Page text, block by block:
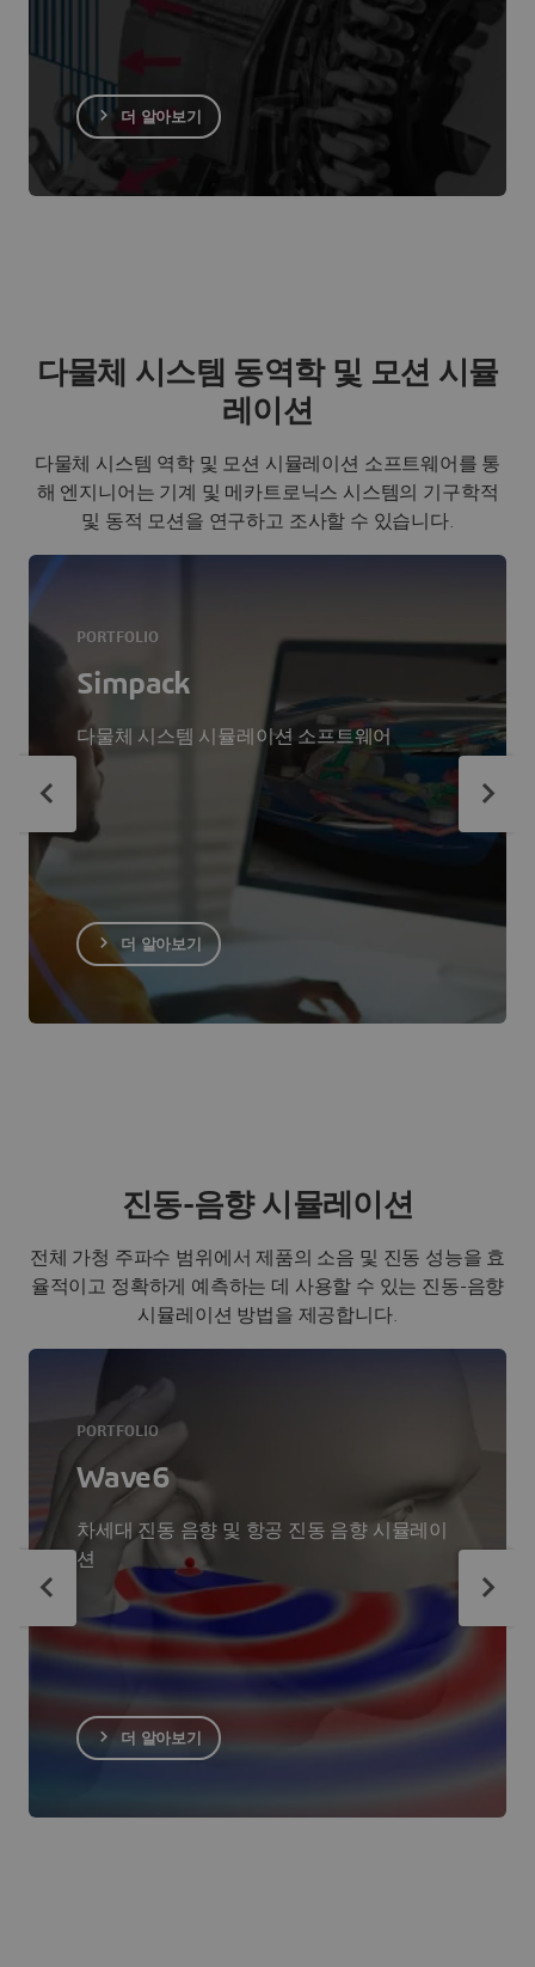
더 알아보기
다물체 시스템 동역학 및 모션 시뮬
레이션
다물체 시스템 역학 및 모션 시뮬레이션 소프트웨어를 통
해 엔지니어는 기계 및 메카트로닉스 시스템의 기구학적
및 동적 모션을 연구하고 조사할 수 있습니다.
PORTFOLIO
Simpack
다물체 시스템 시뮬레이션 소프트웨어
더 알아보기
진동-음향 시뮬레이션
전체 가청 주파수 범위에서 제품의 소음 및 진동 성능을 효
율적이고 정확하게 예측하는 데 사용할 수 있는 진동-음향
시뮬레이션 방법을 제공합니다.
PORTFOLIO
Wave6
차세대 진동 음향 및 항공 진동 음향 시뮬레이
션
더 알아보기